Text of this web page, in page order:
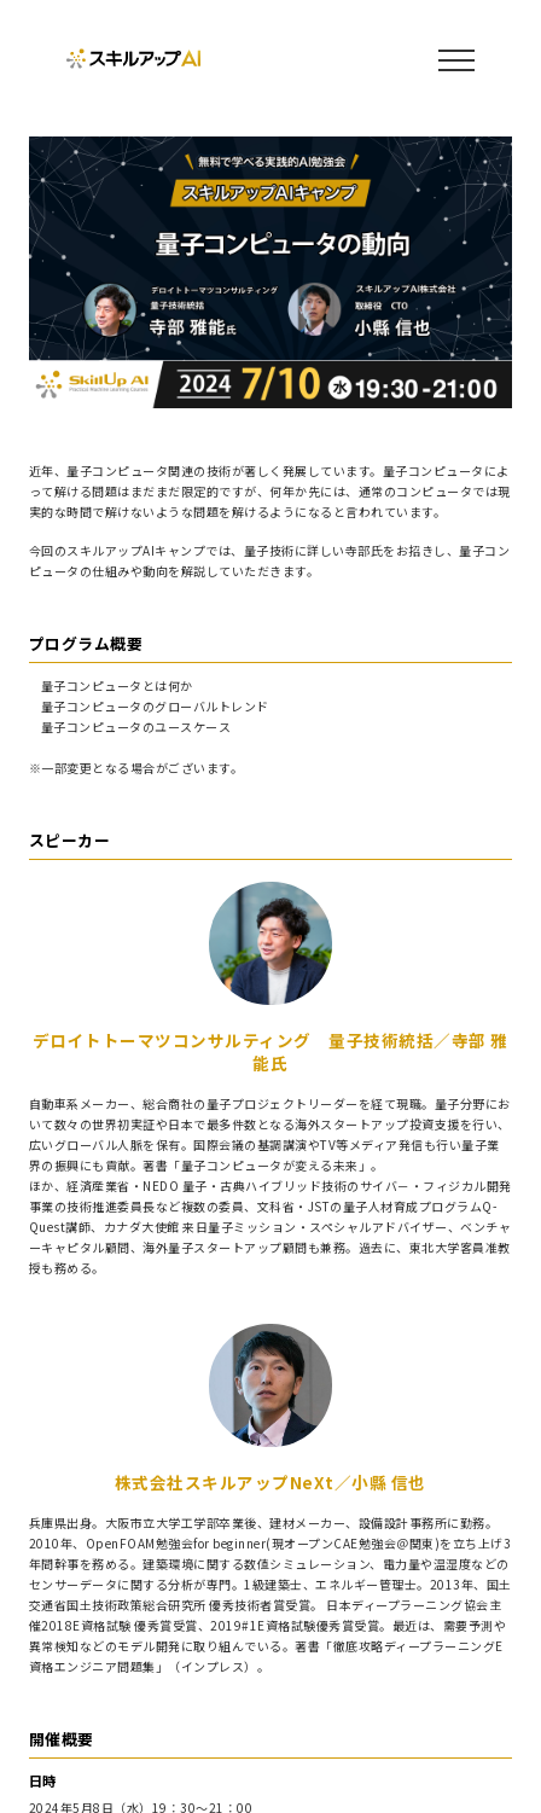
近年、量子コンピュータ関連の技術が著しく発展しています。量子コンピュータによ
って解ける問題はまだまだ限定的ですが、何年か先には、通常のコンピュータでは現
実的な時間で解けないような問題を解けるようになると言われています。
今回のスキルアップAIキャンプでは、量子技術に詳しい寺部氏をお招きし、量子コン
ピュータの仕組みや動向を解説していただきます。
プログラム概要
量子コンピュータとは何か
量子コンピュータのグローバルトレンド
量子コンピュータのユースケース
※一部変更となる場合がございます。
スピーカー
デロイトトーマツコンサルティング 量子技術統括／寺部 雅
能氏
自動車系メーカー、総合商社の量子プロジェクトリーダーを経て現職。量子分野にお
いて数々の世界初実証や日本で最多件数となる海外スタートアップ投資支援を行い、
広いグローバル人脈を保有。国際会議の基調講演やTV等メディア発信も行い量子業
界の振興にも貢献。著書「量子コンピュータが変える未来」。
ほか、経済産業省・NEDO 量子・古典ハイブリッド技術のサイバ－・フィジカル開発
事業の技術推進委員長など複数の委員、文科省・JSTの量子人材育成プログラムQ-
Quest講師、カナダ大使館 来日量子ミッション・スペシャルアドバイザー、ベンチャ
ーキャピタル顧問、海外量子スタートアップ顧問も兼務。過去に、東北大学客員准教
授も務める。
株式会社スキルアップNeXt／小縣 信也
兵庫県出身。大阪市立大学工学部卒業後、建材メーカー、設備設計事務所に勤務。
2010年、OpenFOAM勉強会for beginner(現オープンCAE勉強会＠関東)を立ち上げ3
年間幹事を務める。建築環境に関する数値シミュレーション、電力量や温湿度などの
センサーデータに関する分析が専門。1級建築士、エネルギー管理士。2013年、国土
交通省国土技術政策総合研究所 優秀技術者賞受賞。 日本ディープラーニング協会主
催2018E資格試験 優秀賞受賞、2019#1E資格試験優秀賞受賞。最近は、需要予測や
異常検知などのモデル開発に取り組んでいる。著書「徹底攻略ディープラーニングE
資格エンジニア問題集」（インプレス）。
開催概要
日時
2024年5月8日（水）19：30～21：00